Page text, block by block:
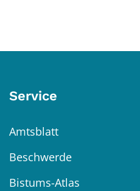
Service
Amtsblatt
Beschwerde
Bistums-Atlas